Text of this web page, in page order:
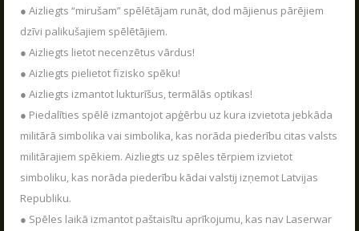
● Aizliegts “mirušam” spēlētājam runāt, dod mājienus pārējiem
dzīvi palikušajiem spēlētājiem.
● Aizliegts lietot necenzētus vārdus!
● Aizliegts pielietot fizisko spēku!
● Aizliegts izmantot lukturīšus, termālās optikas!
● Piedalīties spēlē izmantojot apģērbu uz kura izvietota jebkāda
militārā simbolika vai simbolika, kas norāda piederību citas valsts
militārajiem spēkiem. Aizliegts uz spēles tērpiem izvietot
simboliku, kas norāda piederību kādai valstij izņemot Latvijas
Republiku.
● Spēles laikā izmantot paštaisītu aprīkojumu, kas nav Laserwar
04.12.2025
Poligon 1 aktīvās atpūtas parks strādā visu
sezonu.
LASĪT